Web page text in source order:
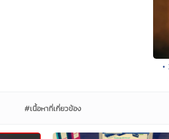
•
#เนื้อหาที่เกี่ยวข้อง